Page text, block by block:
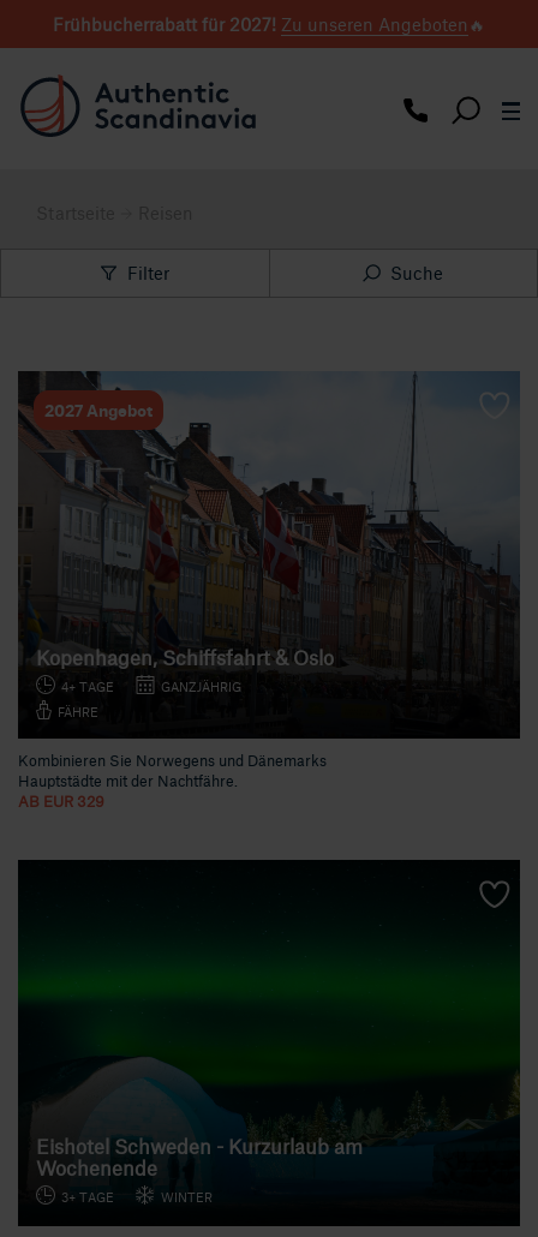
Frühbucherrabatt für 2027! Zu unseren Angeboten 🔥
Filter Suche
2027 Angebot
Kopenhagen, Schiffsfahrt & Oslo
4+ TAGE
GANZJÄHRIG
FÄHRE
Kombinieren Sie Norwegens und Dänemarks
Hauptstädte mit der Nachtfähre.
AB EUR 329
Eishotel Schweden - Kurzurlaub am
Wochenende
3+ TAGE WINTER